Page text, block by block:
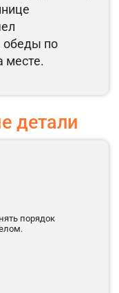
обеды по
месте.
детали
порядок